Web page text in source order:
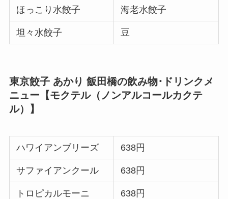
ほっこり水餃子 海老水餃子
坦々水餃子 豆
東京餃子 あかり 飯田橋の飲み物･ドリンクメ
ニュー【モクテル（ノンアルコールカクテ
ル）】
ハワイアンブリーズ 638円
サファイアンクール 638円
トロピカルモーニ 638円